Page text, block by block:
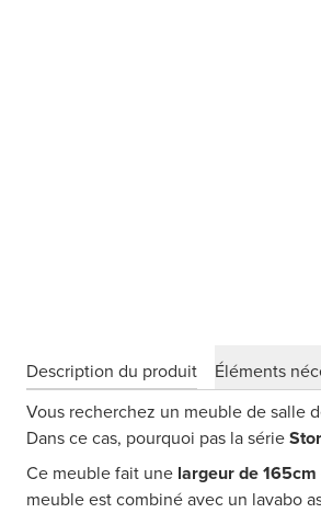
Description du produit
Éléments
Vous recherchez un meuble de salle
Dans ce cas, pourquoi pas la série
Ce meuble fait une largeur de 165cm
meuble est combiné avec un lavabo